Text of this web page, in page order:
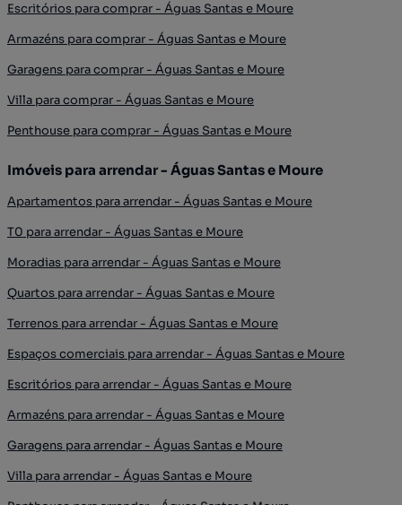
Escritórios para comprar - Águas Santas e Moure
Armazéns para comprar - Águas Santas e Moure
Garagens para comprar - Águas Santas e Moure
Villa para comprar - Águas Santas e Moure
Penthouse para comprar - Águas Santas e Moure
Imóveis para arrendar - Águas Santas e Moure
Apartamentos para arrendar - Águas Santas e Moure
T0 para arrendar - Águas Santas e Moure
Moradias para arrendar - Águas Santas e Moure
Quartos para arrendar - Águas Santas e Moure
Terrenos para arrendar - Águas Santas e Moure
Espaços comerciais para arrendar - Águas Santas e Moure
Escritórios para arrendar - Águas Santas e Moure
Armazéns para arrendar - Águas Santas e Moure
Garagens para arrendar - Águas Santas e Moure
Villa para arrendar - Águas Santas e Moure